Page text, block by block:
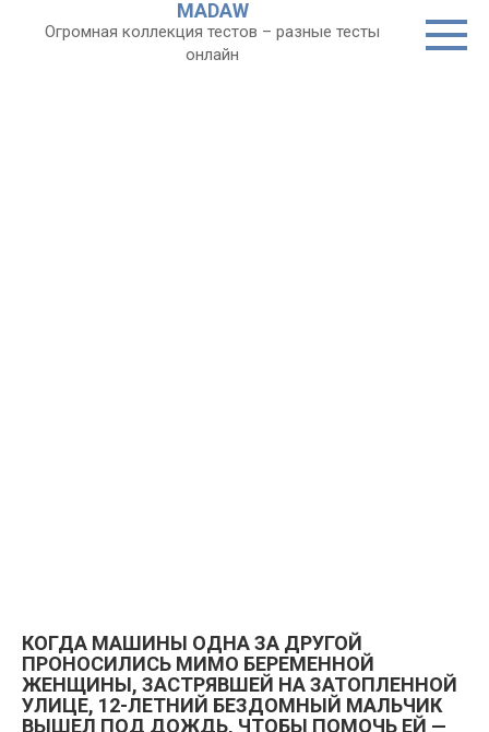
MADAW
Огромная коллекция тестов – разные тесты
онлайн
КОГДА МАШИНЫ ОДНА ЗА ДРУГОЙ
ПРОНОСИЛИСЬ МИМО БЕРЕМЕННОЙ
ЖЕНЩИНЫ, ЗАСТРЯВШЕЙ НА ЗАТОПЛЕННОЙ
УЛИЦЕ, 12-ЛЕТНИЙ БЕЗДОМНЫЙ МАЛЬЧИК
ВЫШЕЛ ПОД ДОЖДЬ, ЧТОБЫ ПОМОЧЬ ЕЙ —